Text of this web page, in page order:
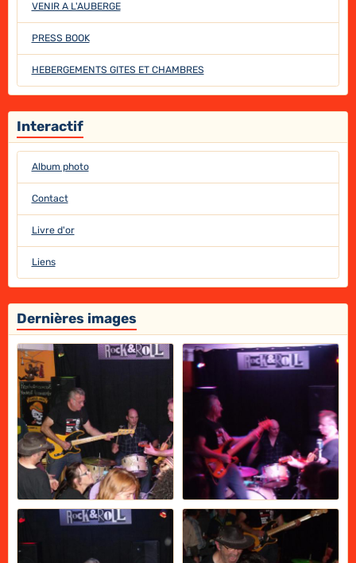
VENIR A L'AUBERGE
PRESS BOOK
HEBERGEMENTS GITES ET CHAMBRES
Interactif
Album photo
Contact
Livre d'or
Liens
Dernières images